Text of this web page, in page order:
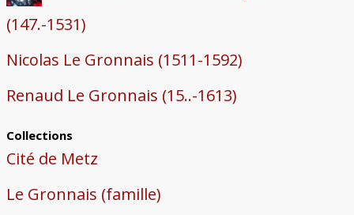
(147.-1531)
Nicolas Le Gronnais (1511-1592)
Renaud Le Gronnais (15..-1613)
Collections
Cité de Metz
Le Gronnais (famille)